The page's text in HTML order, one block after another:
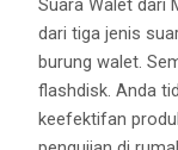
Suara Walet dari
dari tiga jenis
burung walet.
flashdisk. Anda
keefektifan